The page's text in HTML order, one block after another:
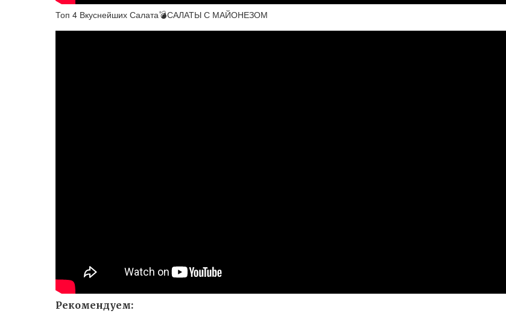
Топ 4 Вкуснейших Салата💣САЛАТЫ С МАЙОНЕЗОМ
Рекомендуем: